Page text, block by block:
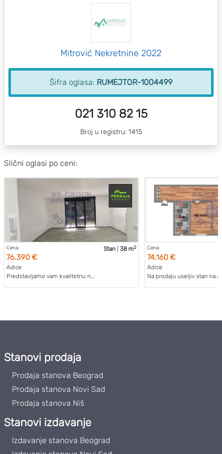
Mitrović Nekretnine 2022
Šifra oglasa: RUMEJTOR-1004499
021 310 82 15
Broj u registru: 1415
Slični oglasi po ceni:
Cena:
76.390 €
Stan 38 m2
Adice
Predstavljamo vam kvalitetnu n...
Cena:
74.160 €
Adice
Na prodaju useljiv stan na
Stanovi prodaja
Prodaja stanova Beograd
Prodaja stanova Novi Sad
Prodaja stanova Niš
Stanovi izdavanje
Izdavanje stanova Beograd